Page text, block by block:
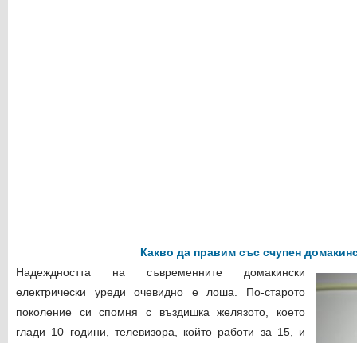
Какво да правим със счупен
Надеждността на съвременните домакински
електрически уреди очевидно е лоша. По-старото
поколение си спомня с въздишка желязото, което
глади 10 години, телевизора, който работи за 15, и